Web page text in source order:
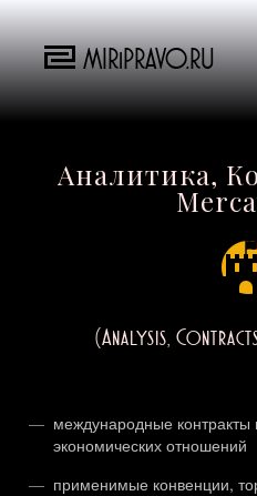
MIRiPRAVO.RU
Аналитика,
(Analysis,
международные контракты
экономических отношений
применимые конвенции,